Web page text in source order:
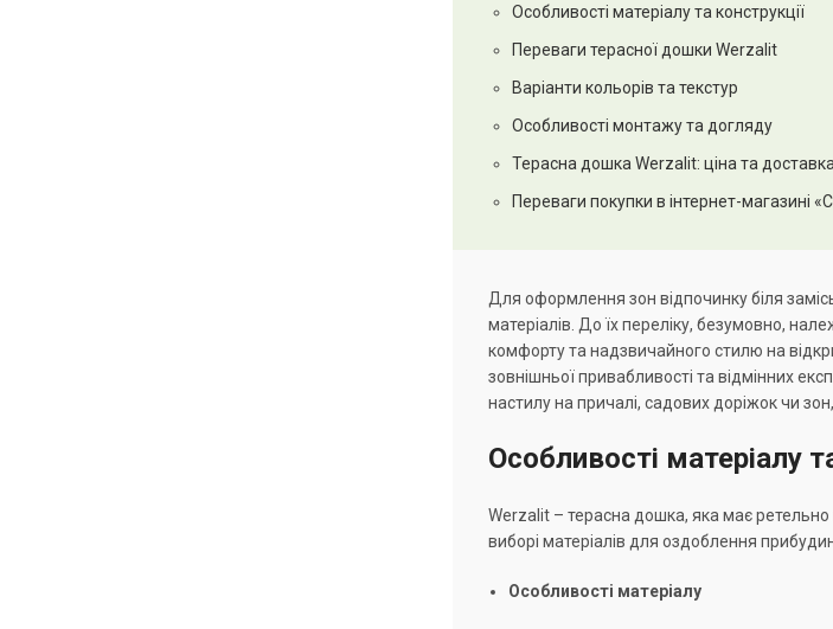
Особливості матеріалу та конструкції
Переваги терасної дошки Werzalit
Варіанти кольорів та текстур
Особливості монтажу та догляду
Терасна дошка Werzalit: ціна та доставка
Переваги покупки в інтернет-магазині
Для оформлення зон відпочинку біля
матеріалів. До їх переліку, безумовно,
комфорту та надзвичайного стилю на
зовнішньої привабливості та відмінних
настилу на причалі, садових доріжок чи
Особливості матеріалу
Werzalit – терасна дошка, яка має
виборі матеріалів для оздоблення
Особливості матеріалу